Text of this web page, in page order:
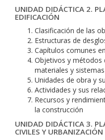
UNIDAD DIDÁCTICA 2.
EDIFICACIÓN
Clasificación de las
Estructuras de
Capítulos comunes
Objetivos y métodos
materiales y
Unidades de obra y
Actividades y sus
Recursos y
la construcción
UNIDAD DIDÁCTICA 3.
CIVILES Y URBANIZACIÓN